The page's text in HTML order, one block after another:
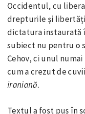
Occidentul, cu
drepturile și
dictatura instaurată
subiect nu pentru o
Cehov, ci unul
cum a crezut de
iraniană.
Textul a fost pus în